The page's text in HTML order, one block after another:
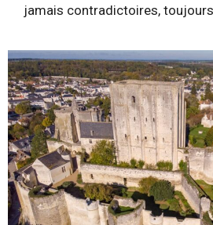
jamais contradictoires,